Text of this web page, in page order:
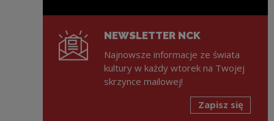
NEWSLETTER NCK
Najnowsze informacje ze świata
kultury w każdy wtorek na Twojej
skrzynce mailowej!
Zapisz się